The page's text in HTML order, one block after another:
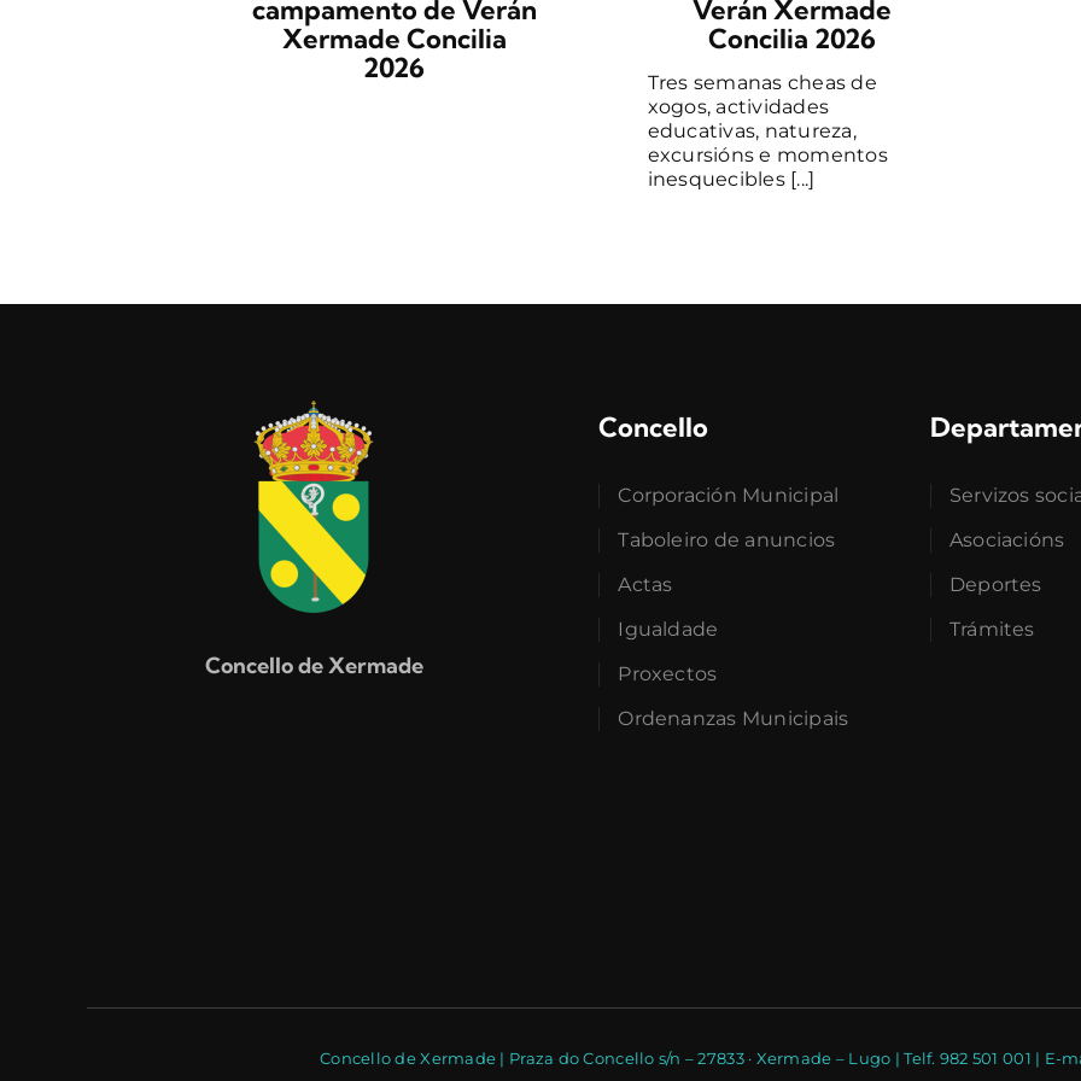
campamento de Verán
Xermade Concilia
2026
Verán Xermade
Concilia 2026
Tres semanas cheas de
xogos, actividades
educativas, natureza,
excursións e momentos
inesquecibles [...]
Concello de Xermade
Concello
Corporación Municipal
Taboleiro de anuncios
Actas
Igualdade
Proxectos
Ordenanzas Municipais
Servizos
Asociacións
Deportes
Trámites
Concello de Xermade | Praza do Concello s/n – 27833 · Xermade – Lugo | Telf. 982 501 001 |